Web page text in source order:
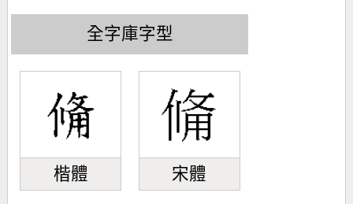
全字庫字型
楷體 宋體